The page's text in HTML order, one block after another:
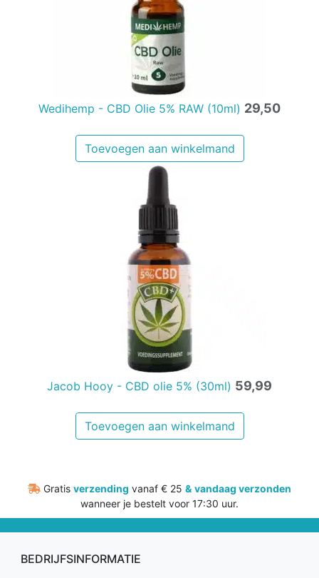
Wedihemp - CBD Olie 5% RAW (10ml) 29,50
Toevoegen aan winkelmand
Jacob Hooy - CBD olie 5% (30ml) 59,99
Toevoegen aan winkelmand
Gratis verzending vanaf € 25 & vandaag verzonden
wanneer je bestelt voor 17:30 uur.
BEDRIJFSINFORMATIE